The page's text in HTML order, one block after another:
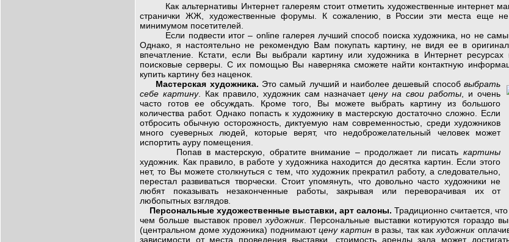
Как альтернативы Интернет галереям стоит отметить художественные интернет
странички ЖЖ, художественные форумы. К сожалению, в России эти места еще
минимумом посетителей.
Если подвести итог – online галерея лучший способ поиска художника, но не
Однако, я настоятельно не рекомендую Вам покупать картину, не видя ее в
впечатление. Кстати, если Вы выбрали картину или художника в Интернет
поисковые серверы. С их помощью Вы наверняка сможете найти контактную
купить картину без наценок.
Мастерская художника. Это самый лучший и наиболее дешевый способвыбрать
себе картину. Как правило, художник сам назначаетцену на свои работы , и очень
часто готов ее обсуждать. Кроме того, Вы можете выбрать картину из большого
количества работ. Однако попасть к художнику в мастерскую достаточно сложно. Если
отбросить обычную осторожность, диктуемую нам современностью, среди художников
много суеверных людей, которые верят, что недоброжелательный человек может
испортить ауру помещения.
Попав в мастерскую, обратите внимание – продолжает ли писать картины
художник. Как правило, в работе у художника находится до десятка картин. Если этого
нет, то Вы можете столкнуться с тем, что художник прекратил работу, а следовательно,
перестал развиваться творчески. Стоит упомянуть, что довольно часто художники не
любят показывать незаконченные работы, закрывая или переворачивая их от
любопытных взглядов.
Персональные художественные выставки, арт салоны. Традиционно считается, что
чем больше выставок провелхудожник . Персональные выставки котируются гораздо
(центральном доме художника) поднимаютцену картин в разы, так какхудожник
зависимости от места проведения выставки, стоимость аренды зала может